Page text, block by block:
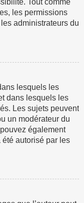
Tout comme
les permissions
administrateurs du
lesquels les
dans lesquels les
Les sujets peuvent
un modérateur du
également
autorisé par les